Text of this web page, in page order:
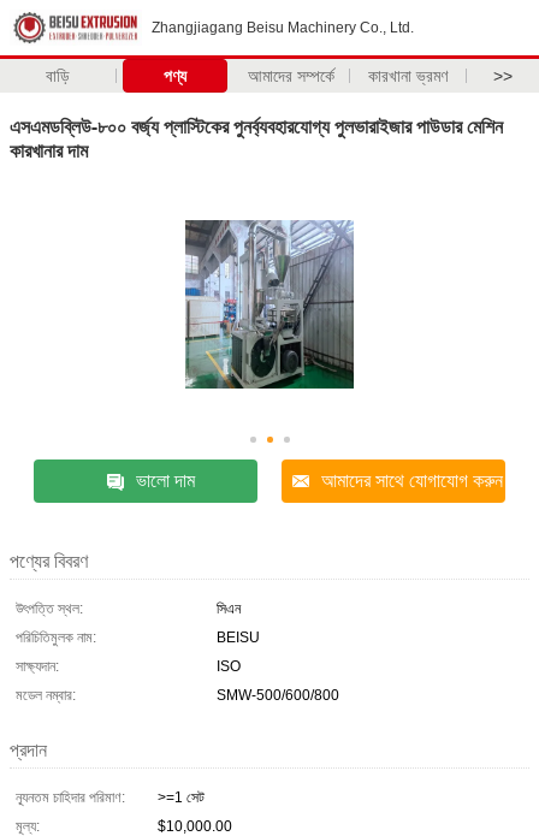
Zhangjiagang Beisu Machinery Co., Ltd.
বাড়ি পণ্য আমাদের সম্পর্কে কারখানা ভ্রমণ >>
এসএমডব্লিউ-৮০০ বর্জ্য প্লাস্টিকের পুনর্ব্যবহারযোগ্য পুলভারাইজার পাউডার মেশিন
কারখানার দাম
ভালো দাম আমাদের সাথে যোগাযোগ করুন
পণ্যের বিবরণ
উৎপত্তি স্থল:
সিএন
পরিচিতিমুলক নাম:
BEISU
সাক্ষ্যদান:
ISO
মডেল নম্বার:
SMW-500/600/800
প্রদান
ন্যূনতম চাহিদার পরিমাণ:
>=1 সেট
মূল্য:
$10,000.00